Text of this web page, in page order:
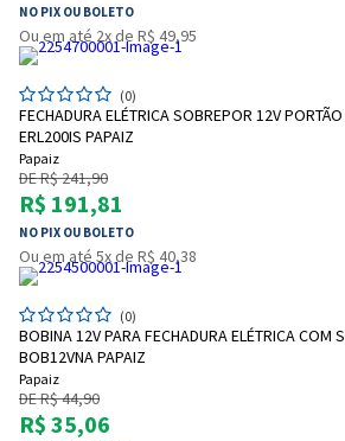
NO PIX OU BOLETO
Ou em até 2x de R$ 49,95
(0)
FECHADURA ELÉTRICA SOBREPOR 12V
ERL200IS PAPAIZ
Papaiz
DE R$ 241,90
R$ 191,81
NO PIX OU BOLETO
Ou em até 5x de R$ 40,38
(0)
BOBINA 12V PARA FECHADURA ELÉTRICA COM
BOB12VNA PAPAIZ
Papaiz
DE R$ 44,90
R$ 35,06